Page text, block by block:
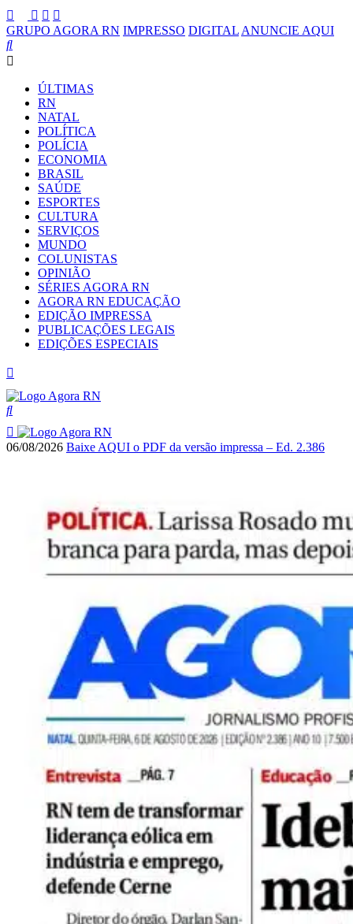
GRUPO AGORA RN IMPRESSO DIGITAL ANUNCIE AQUI
ÚLTIMAS
RN
NATAL
POLÍTICA
POLÍCIA
ECONOMIA
BRASIL
SAÚDE
ESPORTES
CULTURA
SERVIÇOS
MUNDO
COLUNISTAS
OPINIÃO
SÉRIES AGORA RN
AGORA RN EDUCAÇÃO
EDIÇÃO IMPRESSA
PUBLICAÇÕES LEGAIS
EDIÇÕES ESPECIAIS
06/08/2026 Baixe AQUI o PDF da versão impressa – Ed. 2.386